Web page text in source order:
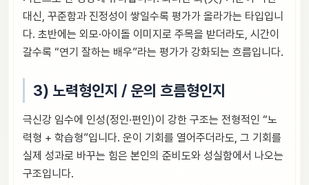
대신, 꾸준함과 진정성이 쌓일수록 평가가 올라가는 타입입니
다. 초반에는 외모·아이돌 이미지로 주목을 받더라도, 시간이
갈수록 “연기 잘하는 배우”라는 평가가 강화되는 흐름입니다.
3) 노력형인지 / 운의 흐름형인지
극신강 임수에 인성(정인·편인)이 강한 구조는 전형적인 “노
력형 + 학습형”입니다. 운이 기회를 열어주더라도, 그 기회를
실제 성과로 바꾸는 힘은 본인의 준비도와 성실함에서 나오는
구조입니다.